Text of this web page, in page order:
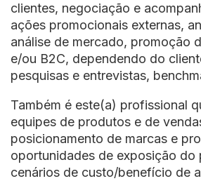
clientes, negociação e
ações promocionais externas,
análise de mercado, promoção
e/ou B2C, dependendo do
pesquisas e entrevistas,
Também é este(a) profissional
equipes de produtos e de
posicionamento de marcas e
oportunidades de exposição do
cenários de custo/benefício de